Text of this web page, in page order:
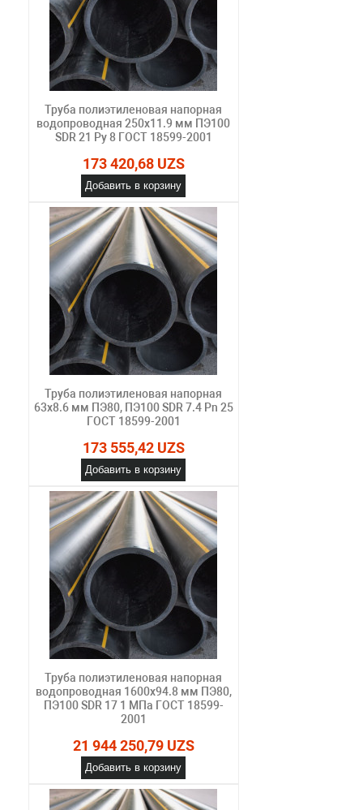
Труба полиэтиленовая напорная
водопроводная 250х11.9 мм ПЭ100
SDR 21 Ру 8 ГОСТ 18599-2001
173 420,68 UZS
Добавить в корзину
Труба полиэтиленовая напорная
63х8.6 мм ПЭ80, ПЭ100 SDR 7.4 Pn 25
ГОСТ 18599-2001
173 555,42 UZS
Добавить в корзину
Труба полиэтиленовая напорная
водопроводная 1600х94.8 мм ПЭ80,
ПЭ100 SDR 17 1 МПа ГОСТ 18599-
2001
21 944 250,79 UZS
Добавить в корзину